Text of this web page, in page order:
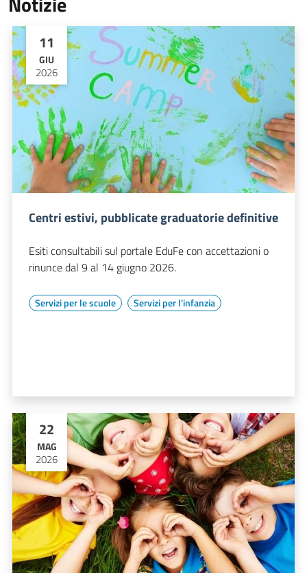
11
GIU
2026
Centri estivi, pubblicate graduatorie definitive
Esiti consultabili sul portale EduFe con accettazioni o
rinunce dal 9 al 14 giugno 2026.
Servizi per le scuole Servizi per l'infanzia
22
MAG
2026